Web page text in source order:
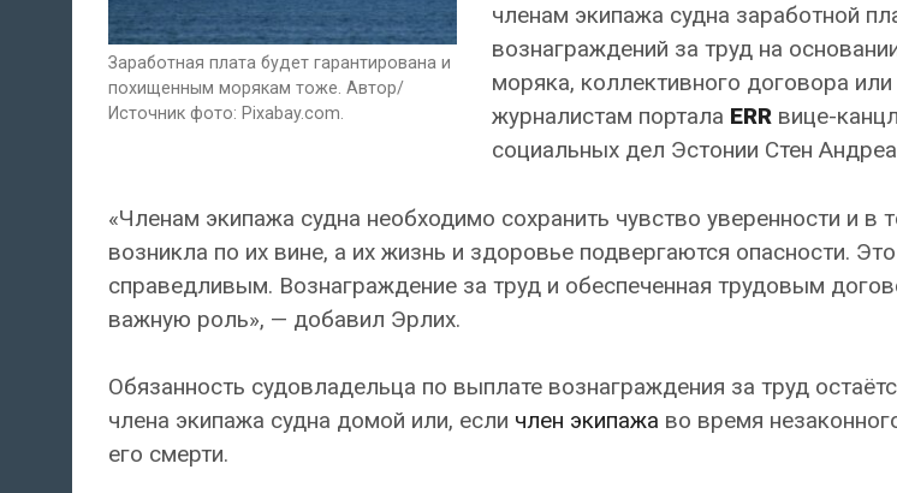
Заработная плата будет гарантирована и
похищенным морякам тоже. Автор/
Источник фото: Pixabay.com.
членам экипажа судна заработной
вознаграждений за труд на
моряка, коллективного договора
журналистам портала ERRвице-
социальных дел Эстонии Стен
«Членам экипажа судна необходимо сохранить чувство уверенности и в
возникла по их вине, а их жизнь и здоровье подвергаются опасности.
справедливым. Вознаграждение за труд и обеспеченная трудовым
важную роль», — добавил Эрлих.
Обязанность судовладельца по выплате вознаграждения за труд
члена экипажа судна домой или, если член экипажа во время
его смерти.